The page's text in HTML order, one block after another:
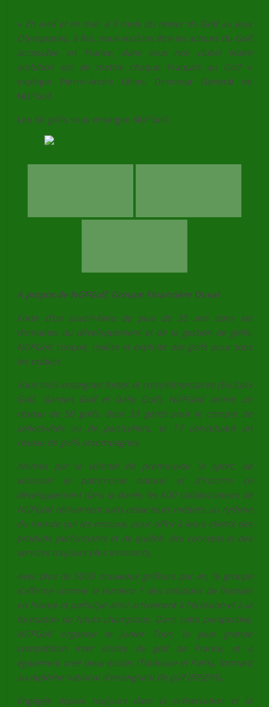
« En avril et en mai, à 3 mois du retour du Golf au Jeux
Olympiques, à Rio, nous voulons être les acteurs du Golf
accessible en France, dans tous nos clubs! Notre
ambition est de mettre chaque Français au Golf»
explique Pierre-André Uhlen, Directeur Général de
NGFGolf.
Les 50 golfs sous enseigne NGFGolf.
A propos de NGFGolf, Groupe Financière Duval
Forte d’un savoir-faire de plus de 35 ans dans les
domaines du développement et de la gestion de golfs,
NGFGolf conçoit, réalise et exploite des golfs pour tous
les publics.
Sous trois enseignes fortes et complémentaires (Exclusiv
Golf, Garden Golf et Daily Golf), NGFGolf anime un
réseau de 50 golfs, dont 33 gérés pour le compte de
collectivités ou de particuliers, et 17 constituant un
réseau de golfs accompagnés.
Animés par la volonté de promouvoir le sport, de
valoriser le patrimoine naturel et d’inscrire ce
développement dans la durée, les 600 collaborateurs de
NGFGolf réinventent sans cesse leurs métiers, au rythme
du monde qui les entoure, pour offrir à leurs clients des
produits performants et de qualité, des concepts et des
services toujours plus innovants.
Avec plus de 5000 nouveaux golfeurs par an, le groupe
s’affirme comme le numéro 1 des créations de licences
en France et participe ainsi activement à l’éclosion et à la
formation de futurs champions. Dans cette perspective,
NGFGolf organise le Junior Tour, la plus grande
compétition inter écoles de golf de France, et a
également créé deux écoles (Toulouse et Paris), formant
au diplôme national d’enseignant de golf (BPJEPS).
Engagée depuis toujours dans la préservation et la